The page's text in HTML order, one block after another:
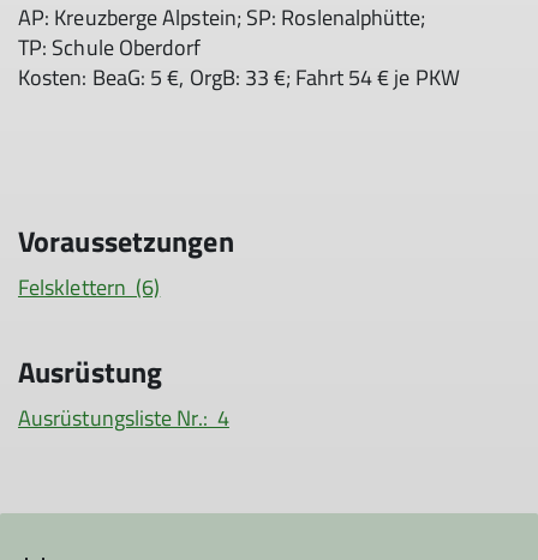
AP: Kreuzberge Alpstein; SP: Roslenalphütte;
TP: Schule Oberdorf
Kosten: BeaG: 5 €, OrgB: 33 €; Fahrt 54 € je PKW
Voraussetzungen
Felsklettern (6)
Ausrüstung
Ausrüstungsliste Nr.: 4